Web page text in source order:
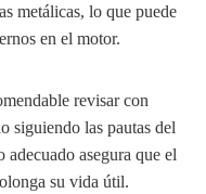
metálicas, lo que puede
en el motor.
revisar con
siguiendo las pautas del
asegura que el
su vida útil.